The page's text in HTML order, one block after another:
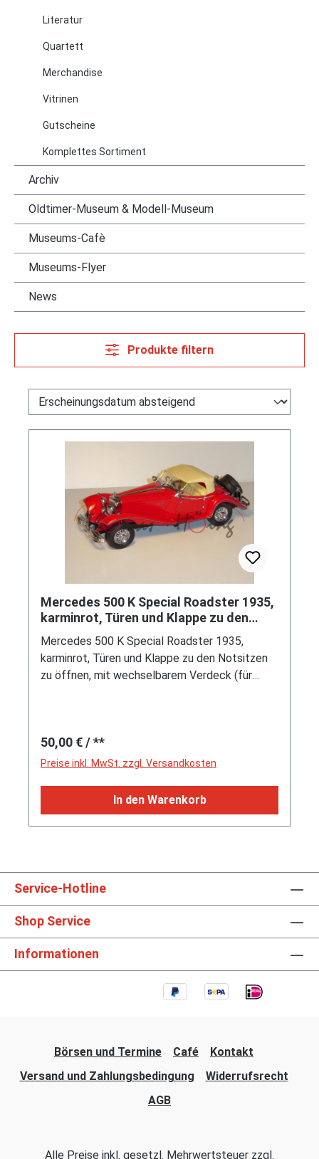
Literatur
Quartett
Merchandise
Vitrinen
Gutscheine
Komplettes Sortiment
Archiv
Oldtimer-Museum & Modell-Museum
Museums-Cafè
Museums-Flyer
News
Produkte filtern
Mercedes 500 K Special Roadster 1935,
karminrot, Türen und Klappe zu den
Notsitzen zu öffnen, mit we
Mercedes 500 K Special Roadster 1935,
karminrot, Türen und Klappe zu den Notsitzen
zu öffnen, mit wechselbarem Verdeck (für
Regulärer Preis:
50,00 €/ **
Preise inkl. MwSt. zzgl. Versandkosten
In den Warenkorb
Service-Hotline
Shop Service
Informationen
Börsen und Termine Café
Kontakt
Versand und Zahlungsbedingung
Widerrufsrecht
AGB
Alle Preise inkl. gesetzl. Mehrwertsteuer zzgl.